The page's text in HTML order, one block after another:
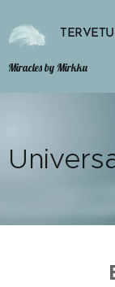
Miracles by Mirkku